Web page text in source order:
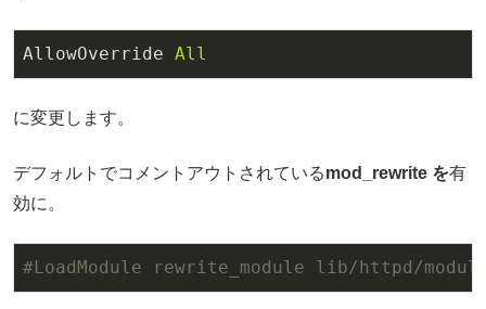
AllowOverride All
に変更します。
デフォルトでコメントアウトされているmod_rewrite を有
効に。
#LoadModule rewrite_module lib/httpd/